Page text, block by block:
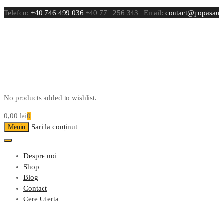
Telefon: +40 746 499 036 +40 771 256 343 | Email:
No products added to wishlist.
0,00 lei0
Meniu Sari la conținut
Despre noi
Shop
Blog
Contact
Cere Oferta